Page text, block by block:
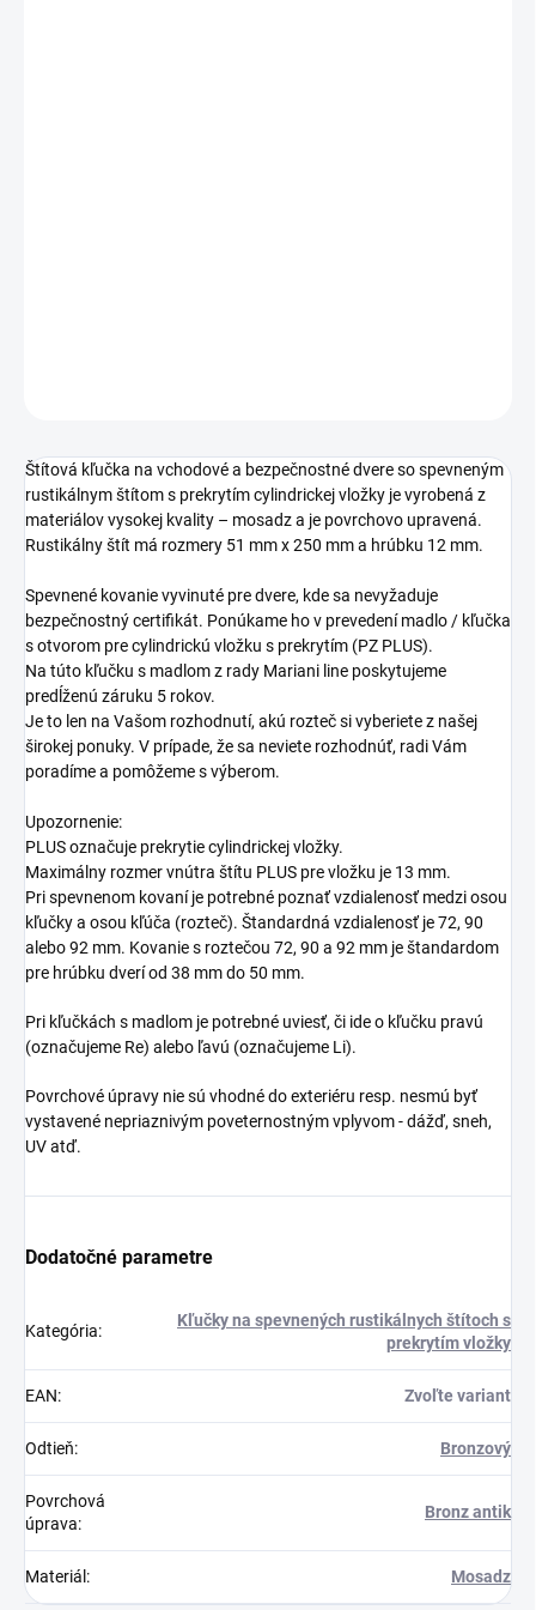
Štítová kľučka na vchodové a bezpečnostné dvere so spevneným
rustikálnym štítom s prekrytím cylindrickej vložky je vyrobená z
materiálov vysokej kvality – mosadz a je povrchovo upravená.
Rustikálny štít má rozmery 51 mm x 250 mm a hrúbku 12 mm.
Spevnené kovanie vyvinuté pre dvere, kde sa nevyžaduje
bezpečnostný certifikát. Ponúkame ho v prevedení madlo / kľučka
s otvorom pre cylindrickú vložku s prekrytím (PZ PLUS).
Na túto kľučku s madlom z rady Mariani line poskytujeme
predĺženú záruku 5 rokov.
Je to len na Vašom rozhodnutí, akú rozteč si vyberiete z našej
širokej ponuky. V prípade, že sa neviete rozhodnúť, radi Vám
poradíme a pomôžeme s výberom.
Upozornenie:
PLUS označuje prekrytie cylindrickej vložky.
Maximálny rozmer vnútra štítu PLUS pre vložku je 13 mm.
Pri spevnenom kovaní je potrebné poznať vzdialenosť medzi osou
kľučky a osou kľúča (rozteč). Štandardná vzdialenosť je 72, 90
alebo 92 mm. Kovanie s roztečou 72, 90 a 92 mm je štandardom
pre hrúbku dverí od 38 mm do 50 mm.
Pri kľučkách s madlom je potrebné uviesť, či ide o kľučku pravú
(označujeme Re) alebo ľavú (označujeme Li).
Povrchové úpravy nie sú vhodné do exteriéru resp. nesmú byť
vystavené nepriaznivým poveternostným vplyvom - dážď, sneh,
UV atď.
Dodatočné parametre
Kategória:
Kľučky na spevnených rustikálnych štítoch s
prekrytím vložky
EAN: Zvoľte variant
Odtieň: Bronzový
Povrchová
úprava:
Bronz antik
Materiál : Mosadz